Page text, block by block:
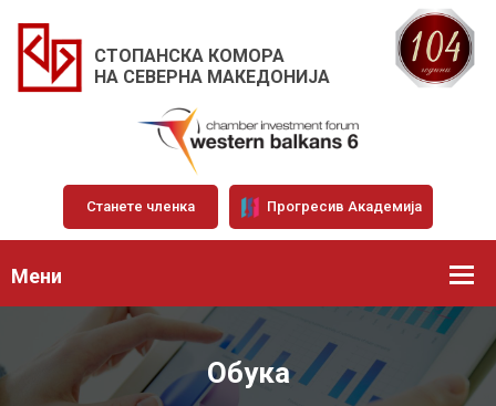
СТОПАНСКА КОМОРА
НА СЕВЕРНА МАКЕДОНИЈА
Станете членка Прогресив Академија
Мени
Обука